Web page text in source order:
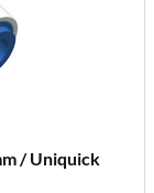
/ Uniquick